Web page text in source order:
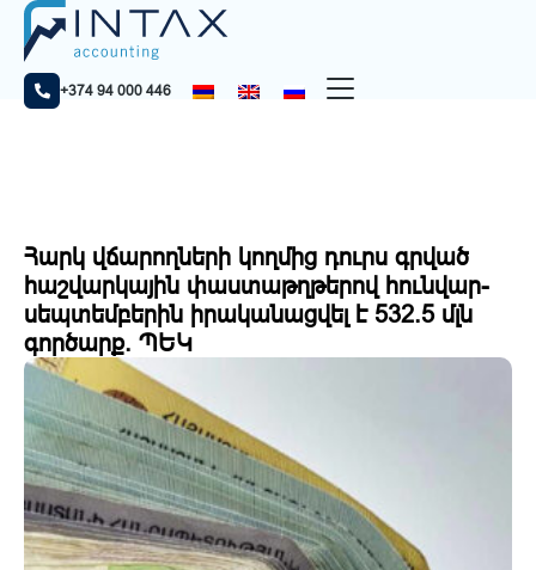
+374 94 000 446
Home
Հարկ վճարողների կողմից դուրս գրված հաշվարկային
փաստաթղթերով հունվար-սեպտեմբերին իրականացվել է
532.5 մլն գործարք. ՊԵԿ
Հարկ վճարողների կողմից դուրս գրված
հաշվարկային փաստաթղթերով հունվար-
սեպտեմբերին իրականացվել է 532.5 մլն
գործարք. ՊԵԿ